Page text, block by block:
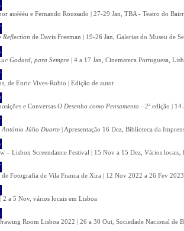
por auéééu e Fernando Roussado | 27-29 Jan, TBA - Teatro do
Reflection de Davis Freeman | 19-26 Jan, Galerias do Museu de
Godard, para Sempre | 4 a 17 Jan, Cinemateca Portuguesa,
, de Enric Vives-Rubio | Edição de autor
e Conversas O Desenho como Pensamento - 2ª edição |
António Júlio Duarte | Apresentação 16 Dez, Biblioteca da
– Lisbon Screendance Festival | 15 Nov a 15 Dez, Vários locais,
de Fotografia de Vila Franca de Xira | 12 Nov 2022 a 26 Fev
2 a 5 Nov, vários locais em Lisboa
Room Lisboa 2022 | 26 a 30 Out, Sociedade Nacional de